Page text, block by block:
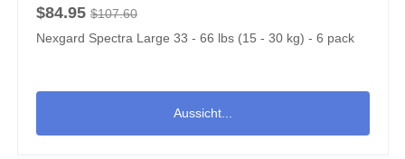
$84.95 $107.60
Nexgard Spectra Large 33 - 66 lbs (15 - 30 kg) - 6 pack
Aussicht...